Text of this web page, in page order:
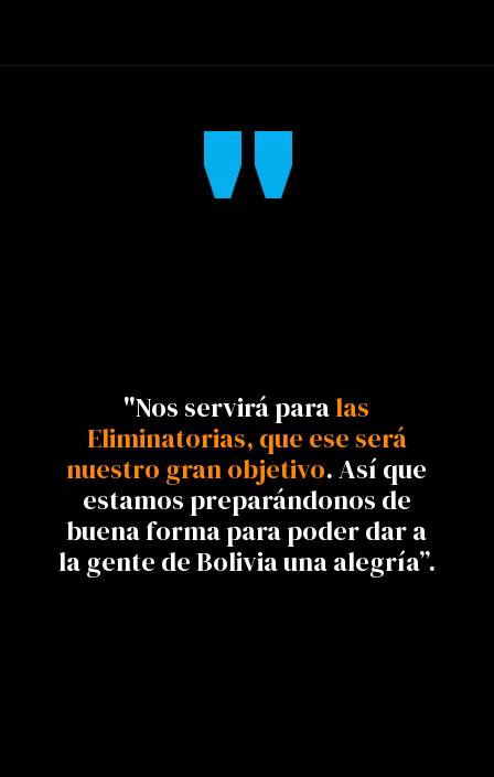
"Nos servirá paralas
Eliminatorias, que ese será
nuestro gran objetivo. Así que
estamos preparándonos de
buena forma para poder dar a
la gente de Bolivia una alegría”.
"